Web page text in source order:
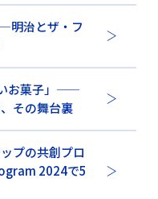
明治とザ・フ
お菓子」——
その舞台裏
プの共創プロ
2024で5